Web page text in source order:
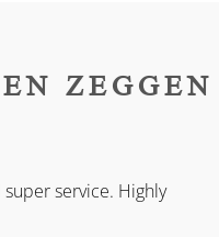
ZEGGEN
service. Highly